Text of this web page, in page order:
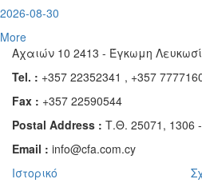
2026-08-30
More
Αχαιών 10 2413 - Έγκωμη
Tel. : +357 22352341 , +357
Fax : +357 22590544
Postal Address : Τ.Θ. 25071, 1306
Email : info@cfa.com.cy
Ιστορικό